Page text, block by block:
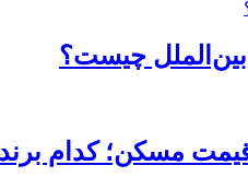
مسکن؛ کدام